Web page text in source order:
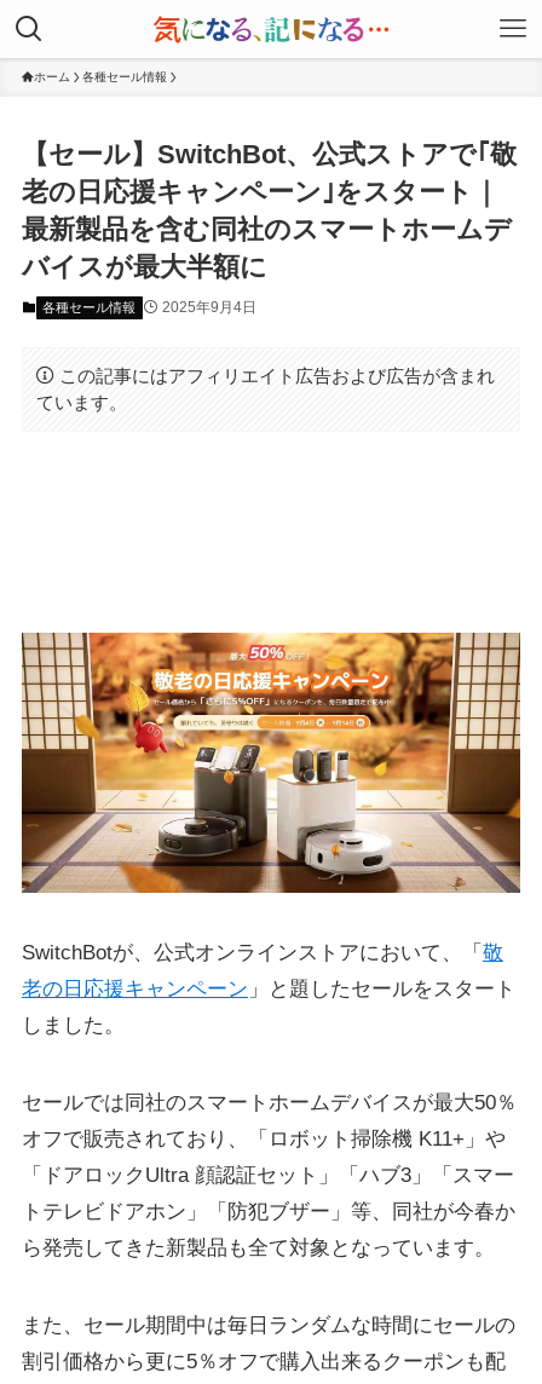
ホーム 各種セール情報
【セール】SwitchBot、公式ストアで｢敬
老の日応援キャンペーン｣をスタート｜
最新製品を含む同社のスマートホームデ
バイスが最大半額に
各種セール情報 2025年9月4日
この記事にはアフィリエイト広告および広告が含まれ
ています。
SwitchBotが、公式オンラインストアにおいて、「 敬
老の日応援キャンペーン 」と題したセールをスタート
しました。
セールでは同社のスマートホームデバイスが最大50％
オフで販売されており、「ロボット掃除機 K11+」や
「ドアロックUltra 顔認証セット」「ハブ3」「スマー
トテレビドアホン」「防犯ブザー」等、同社が今春か
ら発売してきた新製品も全て対象となっています。
また、セール期間中は毎日ランダムな時間にセールの
割引価格から更に5％オフで購入出来るクーポンも配